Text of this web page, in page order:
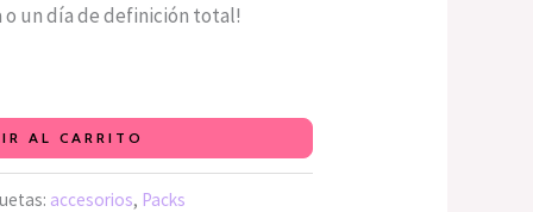
un día de definición total!
AL CARRITO
accesorios, Packs